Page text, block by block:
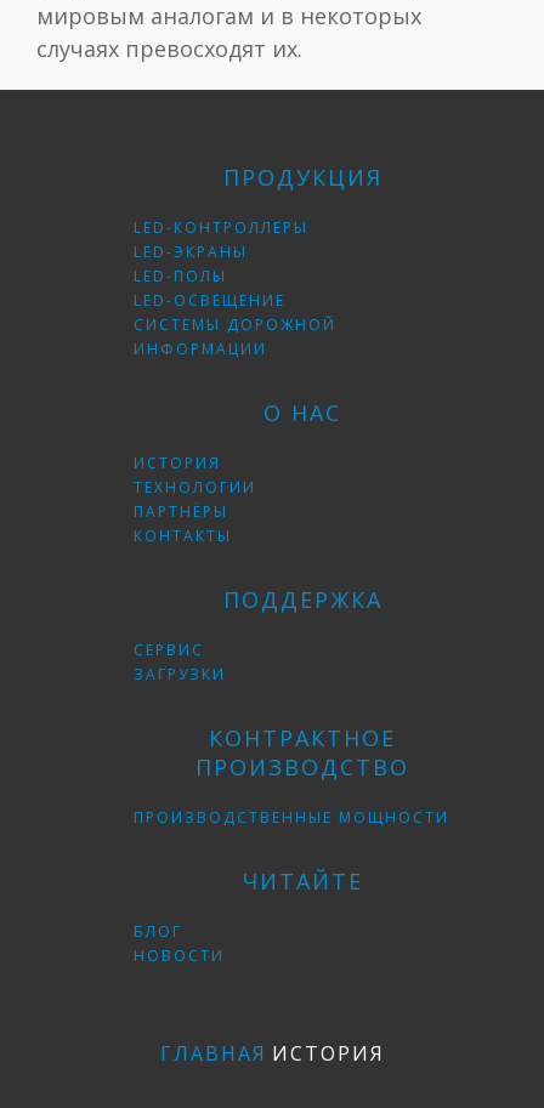
мировым аналогам и в некоторых
случаях превосходят их.
ПРОДУКЦИЯ
LED-КОНТРОЛЛЕРЫ
LED-ЭКРАНЫ
LED-ПОЛЫ
LED-ОСВЕЩЕНИЕ
СИСТЕМЫ ДОРОЖНОЙ
ИНФОРМАЦИИ
О НАС
ИСТОРИЯ
ТЕХНОЛОГИИ
ПАРТНЁРЫ
КОНТАКТЫ
ПОДДЕРЖКА
СЕРВИС
ЗАГРУЗКИ
КОНТРАКТНОЕ
ПРОИЗВОДСТВО
ПРОИЗВОДСТВЕННЫЕ МОЩНОСТИ
ЧИТАЙТЕ
БЛОГ
НОВОСТИ
ГЛАВНАЯ ИСТОРИЯ